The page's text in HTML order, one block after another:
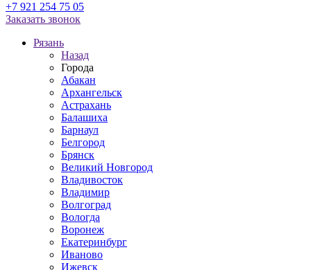
+7 921 254 75 05
Заказать звонок
Рязань
Назад
Города
Абакан
Архангельск
Астрахань
Балашиха
Барнаул
Белгород
Брянск
Великий Новгород
Владивосток
Владимир
Волгоград
Вологда
Воронеж
Екатеринбург
Иваново
Ижевск